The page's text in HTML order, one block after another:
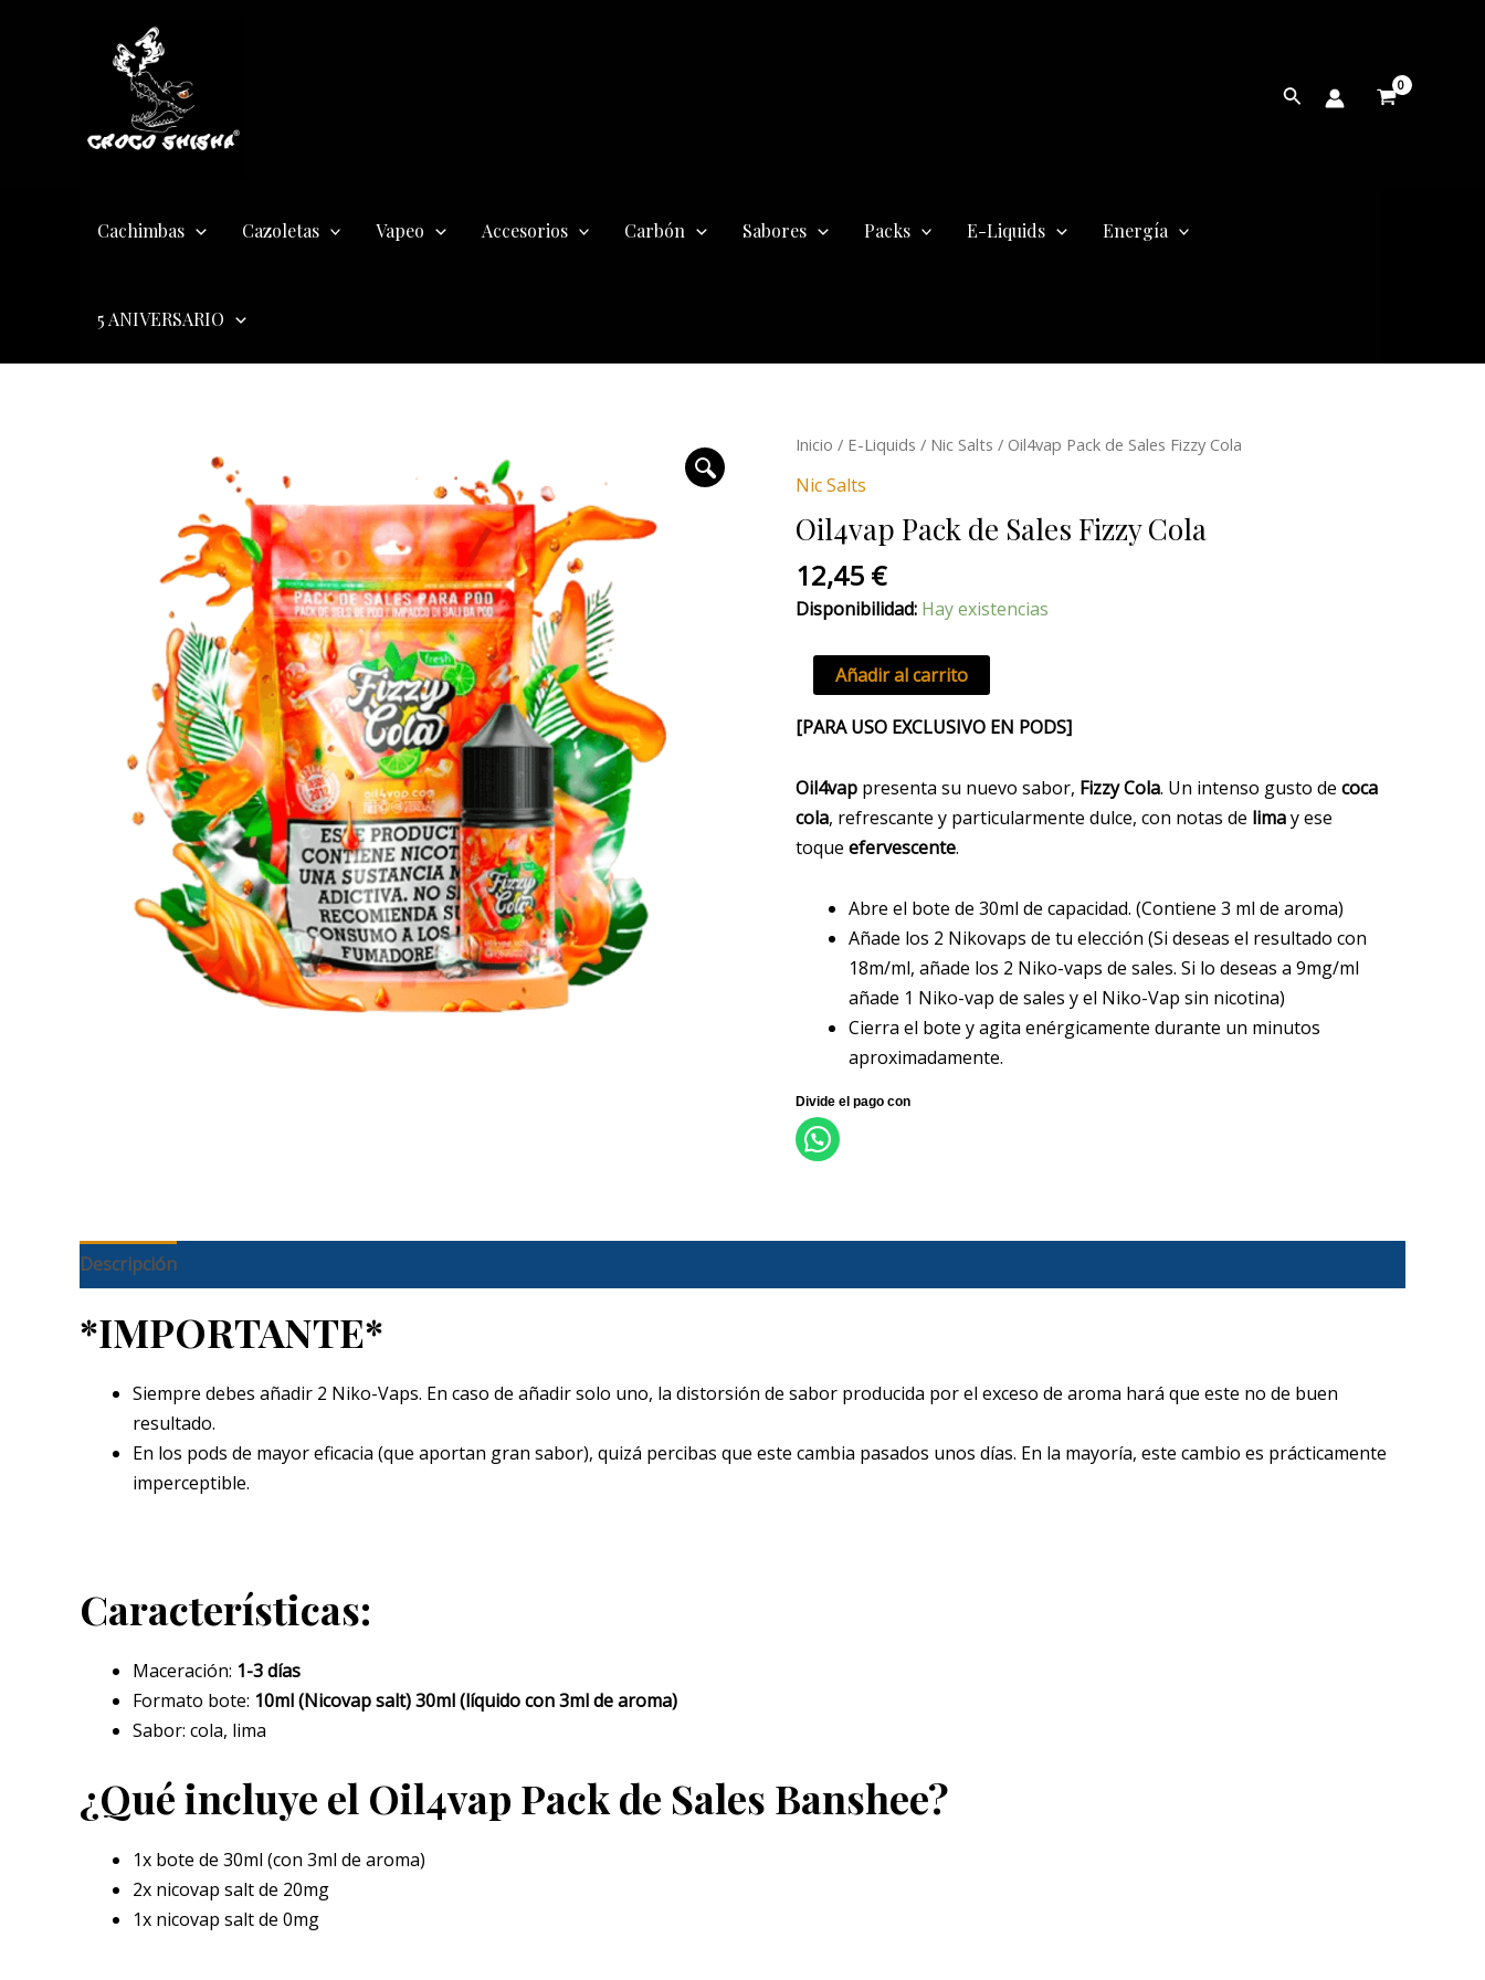
Buscar
Cachimbas Cazoletas Vapeo Accesorios Carbón Sabores Packs E-Liquids Energía
5 ANIVERSARIO
Inicio / E-Liquids / Nic Salts / Oil4vap Pack de Sales Fizzy Cola
Nic Salts
Oil4vap Pack de Sales Fizzy Cola
12,45 €
Disponibilidad: Hay existencias
Oil4vap
Pack
Sales
Fizzy
Cola
cantidad
Añadir al carrito
[PARA USO EXCLUSIVO EN PODS]
Oil4vap presenta su nuevo sabor, Fizzy Cola. Un intenso gusto de coca
cola, refrescante y particularmente dulce, con notas de limay ese
toque efervescente.
Abre el bote de 30ml de capacidad. (Contiene 3 ml de aroma)
Añade los 2 Nikovaps de tu elección (Si deseas el resultado con
18m/ml, añade los 2 Niko-vaps de sales. Si lo deseas a 9mg/ml
añade 1 Niko-vap de sales y el Niko-Vap sin nicotina)
Cierra el bote y agita enérgicamente durante un minutos
aproximadamente.
Descripción
*IMPORTANTE*
Siempre debes añadir 2 Niko-Vaps. En caso de añadir solo uno, la distorsión de sabor producida por el exceso de aroma hará que este no de buen
resultado.
En los pods de mayor eficacia (que aportan gran sabor), quizá percibas que este cambia pasados unos días. En la mayoría, este cambio es prácticamente
imperceptible.
Características:
Maceración: 1-3 días
Formato bote: 10ml (Nicovap salt) 30ml (líquido con 3ml de aroma)
Sabor: cola, lima
¿Qué incluye el Oil4vap Pack de Sales Banshee?
1x bote de 30ml (con 3ml de aroma)
2x nicovap salt de 20mg
1x nicovap salt de 0mg